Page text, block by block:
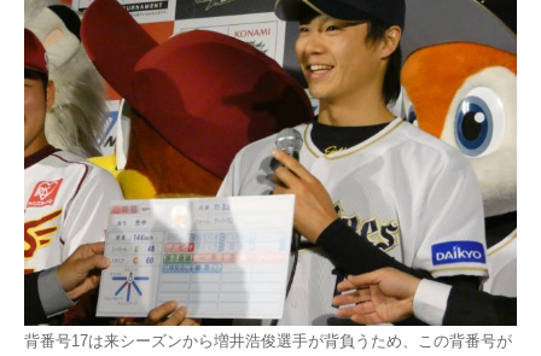
背番号17は来シーズンから増井浩俊選手が背負うため、この背番号が